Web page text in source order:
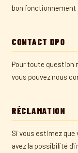
bon fonctionnement
CONTACT DPO
Pour toute question
vous pouvez nous
RÉCLAMATION
Si vous estimez
avez la possibilité